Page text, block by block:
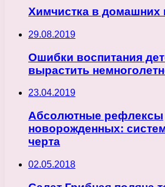
Химчистка в домашних
29.08.2019
Ошибки воспитания
вырастить
23.04.2019
Абсолютные рефлексы
новорожденных:
черта
02.05.2018